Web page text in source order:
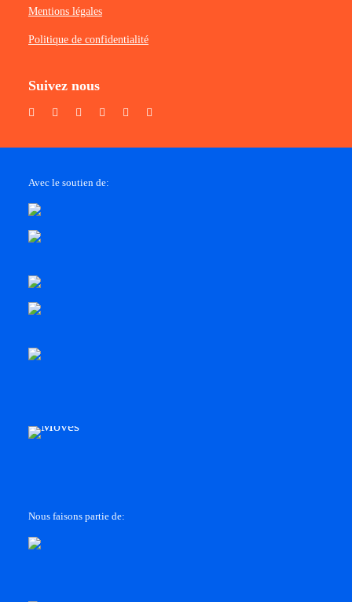
Mentions légales
Politique de confidentialité
Suivez nous
Avec le soutien de:
Nous faisons partie de: